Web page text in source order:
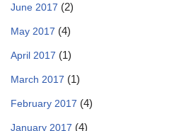
June 2017 (2)
May 2017 (4)
April 2017 (1)
March 2017 (1)
February 2017 (4)
January 2017 (4)